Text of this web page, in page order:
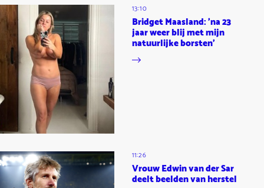
13:10
Bridget Maasland: 'na 23
jaar weer blij met mijn
natuurlijke borsten'
11:26
Vrouw Edwin van der Sar
deelt beelden van herstel